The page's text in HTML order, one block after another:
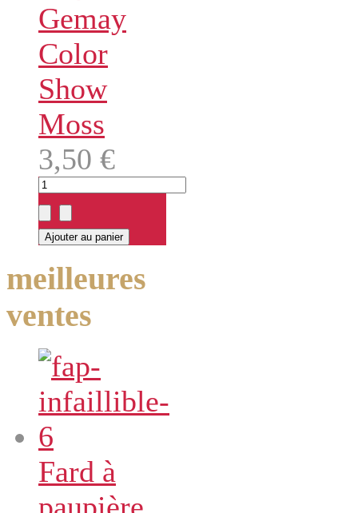
Gemay
Color
Show
Moss
3,50 €
meilleures
ventes
Fard à